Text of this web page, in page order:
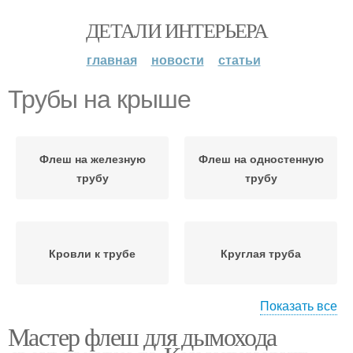
ДЕТАЛИ ИНТЕРЬЕРА
главная новости статьи
Трубы на крыше
Флеш на железную
трубу
Флеш на одностенную
трубу
Кровли к трубе Круглая труба
Печная труба
трубу
Показать все
Мастер флеш для дымохода